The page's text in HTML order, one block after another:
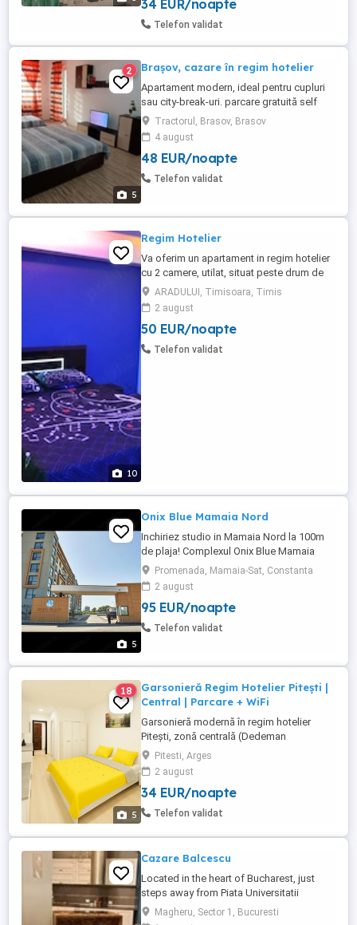
nevoie. Check in si check out flexibile si
independente la orice ora din zi sau din
34 EUR/noapte
Telefon validat
5
2 Brașov, cazare în regim hotelier
Apartament modern, ideal pentru cupluri
sau city-break-uri. parcare gratuită self
check-in complet utilat zonă liniștită,
aproape de Coresi Shopping Resort Preț:
de la 170 lei noapte Rezervări WhatsApp: .
Tractorul, Brasov, Brasov
4 august
48 EUR/noapte
Telefon validat
10
Regim Hotelier
Va oferim un apartament in regim hotelier
cu 2 camere, utilat, situat peste drum de
Iulius Mall la etajul 1 cu lift. Apartamentul
este clasificat de Ministerul
Turismului,notat cu 9.6 pe Booking se
emite factura. Cazare minim 3 nopti, pret
250 ron noapte, perioadelor mai lungi se
ARADULUI, Timisoara, Timis
2 august
50 EUR/noapte
Telefon validat
5
Onix Blue Mamaia Nord
Inchiriez studio in Mamaia Nord la 100m
de plaja! Complexul Onix Blue Mamaia
Nord Complet mobilat si utilat Loc de
parcare in curtea imobilului Informatii
suplimentare la telefon sau pe wathapp
Check-In ora 16:00 Check-Out ora 10:00
Promenada, Mamaia-Sat, Constanta
2 august
95 EUR/noapte
Telefon validat
5
18
Garsonieră Regim Hotelier Pitești |
Central | Parcare + WiFi
Garsonieră modernă în regim hotelier
Pitești, zonă centrală (Dedeman
McDonald s), situată la bulevard principal.
Ideală pentru cupluri sau persoane în
tranzit Locație liniștită, acces rapid către
centru și principalele puncte de interes
Dotări: Pat matrimonial confortabil WiFi
Pitesti, Arges
2 august
34 EUR/noapte
Telefon validat
Cazare Balcescu
Located in the heart of Bucharest, just
steps away from Piata Universitatii
Square, University Square and The Old
Town, this chic apartment is within
Magheru, Sector 1, Bucuresti